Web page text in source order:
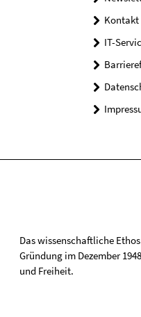
Kontakt
IT-
Das wissenschaftliche
Gründung im Dezember
und Freiheit.